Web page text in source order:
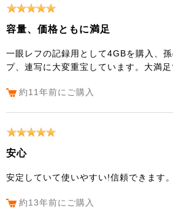
容量、価格ともに満足
一眼レフの記録用として4GBを購入、
プ、連写に大変重宝しています。大満足
約11年前にご購入
安心
安定していて使いやすい!信頼できます。
約13年前にご購入